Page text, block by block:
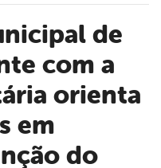
com a
orienta
em
do